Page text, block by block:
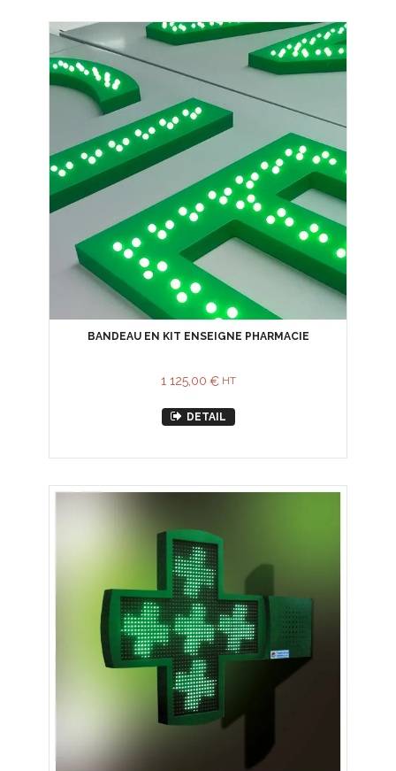
BANDEAU EN KIT ENSEIGNE PHARMACIE
1 125,00 € HT
DETAIL